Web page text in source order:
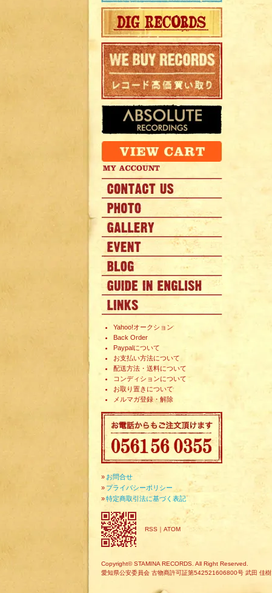
Yahoo!オークション
Back Order
Paypalについて
お支払い方法について
配送方法・送料について
コンディションについて
お取り置きについて
メルマガ登録・解除
» お問合せ
» プライバシーポリシー
»特定商取引法に基づく表記
RSS ｜ ATOM
Copyright© STAMINA RECORDS. All Right Reserved.
愛知県公安委員会 古物商許可証第542521606800号 武田 佳樹